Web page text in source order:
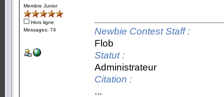
Membre Junior
Hors ligne
Messages: 74
Newbie Contest Staff :
Flob
Statut :
Administrateur
Citation :
...